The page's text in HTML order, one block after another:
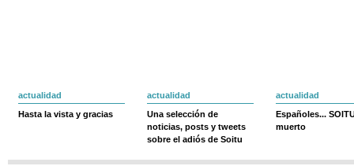
actualidad
Hasta la vista y gracias
actualidad
Una selección de
noticias, posts y tweets
sobre el adiós de Soitu
actualidad
Españoles...
muerto